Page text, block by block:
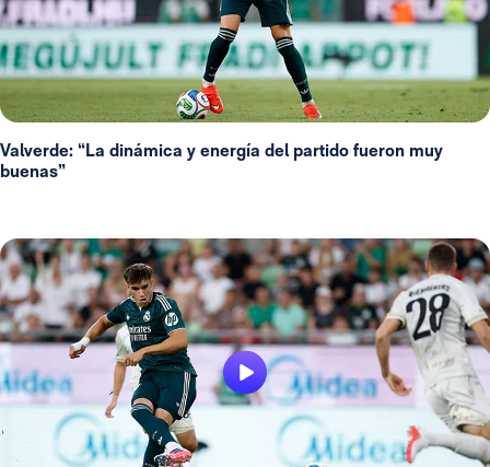
Valverde: “La dinámica y energía del partido fueron muy
buenas”